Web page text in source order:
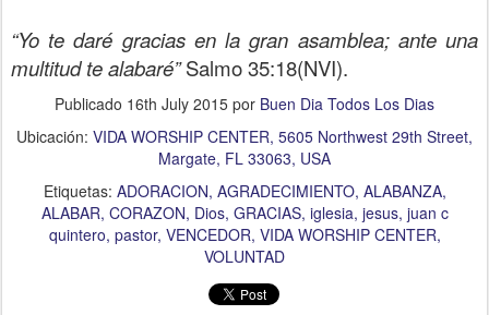
“Yo te daré gracias en la gran asamblea; ante una
multitud te alabaré”Salmo 35:18(NVI).
Publicado 16th July 2015 por Buen Dia Todos Los Dias
Ubicación: VIDA WORSHIP CENTER, 5605 Northwest 29th Street,
Margate, FL 33063, USA
Etiquetas: ADORACION AGRADECIMIENTO ALABANZA
ALABAR CORAZON Dios GRACIAS iglesia jesus juan c
quintero pastor VENCEDOR VIDA WORSHIP CENTER
VOLUNTAD